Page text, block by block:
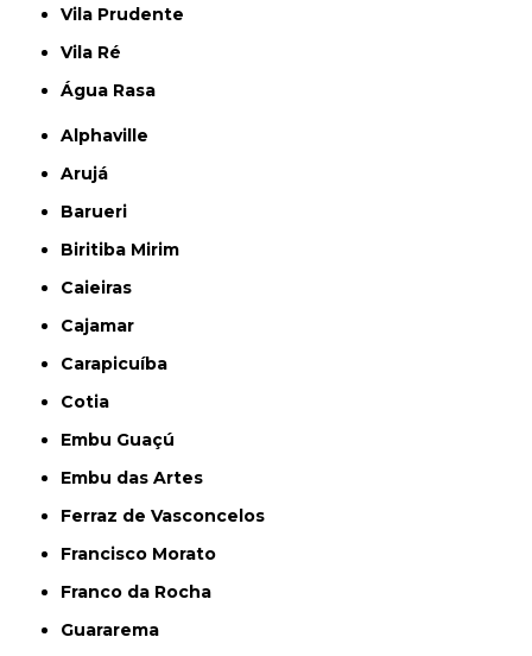
Vila Prudente
Vila Ré
Água Rasa
Alphaville
Arujá
Barueri
Biritiba Mirim
Caieiras
Cajamar
Carapicuíba
Cotia
Embu Guaçú
Embu das Artes
Ferraz de Vasconcelos
Francisco Morato
Franco da Rocha
Guararema